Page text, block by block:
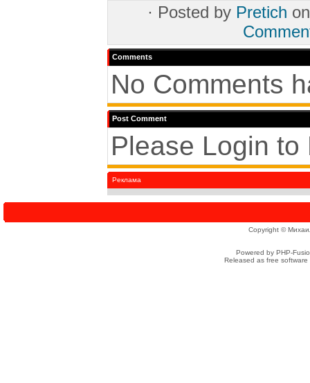
· Posted by Pretich
Comments
No Comments
Post Comment
Please Login to
Реклама
Copyright ©
Powered by PHP-
Released as free